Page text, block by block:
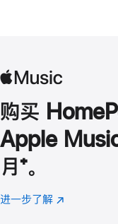
购买
Apple
月 脚
注
⁺。
进一步了解 Apple
(在